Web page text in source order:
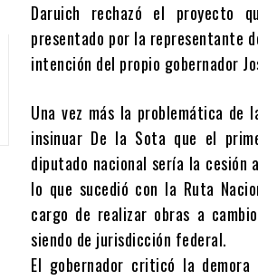
Daruich rechazó el proyecto
presentado por la representante
intención del propio gobernador
Una vez más la problemática de
insinuar De la Sota que el
diputado nacional sería la
lo que sucedió con la Ruta
cargo de realizar obras a
siendo de jurisdicción federal.
El gobernador criticó la